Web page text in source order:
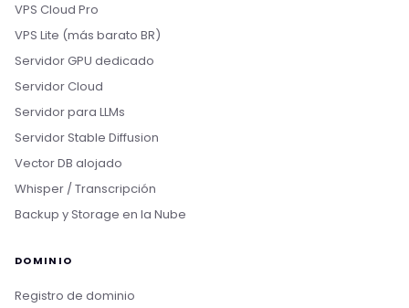
VPS Cloud Pro
VPS Lite (más barato BR)
Servidor GPU dedicado
Servidor Cloud
Servidor para LLMs
Servidor Stable Diffusion
Vector DB alojado
Whisper / Transcripción
Backup y Storage en la Nube
DOMINIO
Registro de dominio